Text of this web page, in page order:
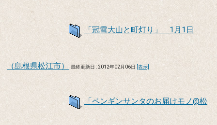
「冠雪大山と町灯り」 1月1日
（島根県松江市） 最終更新日 : 2012年02月06日 [表示]
「ペンギンサンタのお届けモノ@松